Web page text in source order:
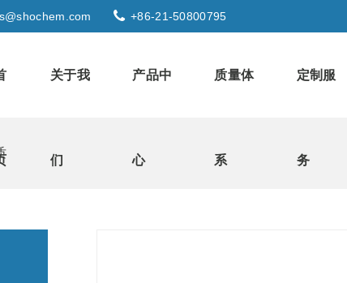
+86-21-50800795
关于我
们
产品中
心
质量体
系
定制服
务